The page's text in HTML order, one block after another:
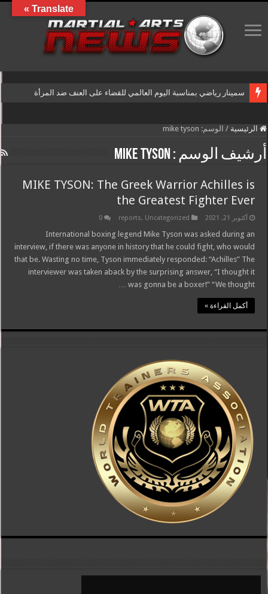
سمينار رياضي بمناسبة اليوم العالمي للقضاء على العنف ضد المرأة
الرئيسية / الوسم: mike tyson
أرشيف الوسم : mike tyson
MIKE TYSON: The Greek Warrior Achilles is
the Greatest Fighter Ever
أكتوبر 21, 2021 reports, Uncategorized
0
International boxing legend Mike Tyson was asked during an
interview, if there was anyone in history that he could fight, who would
that be. Wasting no time, Tyson immediately responded: “Achilles” The
interviewer was taken aback by the surprising answer, “I thought it
was gonna be a boxer!” “We thought …
أكمل القراءة »
Translate »